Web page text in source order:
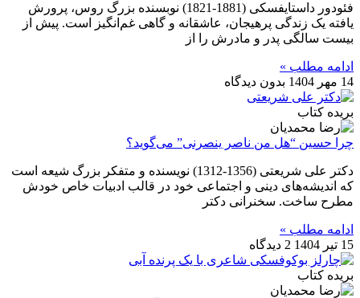
فئودور داستایفسکی (1881-1821) نوبسنده بزرگ روس، پرورش
یافته یک زندگی پرهیجان، عاشقانه و گاهی غم‌انگیز است. پیش از
بیست سالگی پدر و مادرش را از
ادامه مطلب »
14 مهر 1404
بدون دیدگاه
بریده کتاب
چرا حسین “هل من ناصر ینصرنی” می‌گوید؟
دکتر علی شریعتی (1356-1312) نویسنده و متفکر بزرگ شیعه است
که اندیشه‌‌های دینی و اجتماعی خود در قالب ادبیات خاص خودش
مطرح ساخت. سخنرانی دکتر
ادامه مطلب »
15 تیر 1404
2 دیدگاه
بریده کتاب